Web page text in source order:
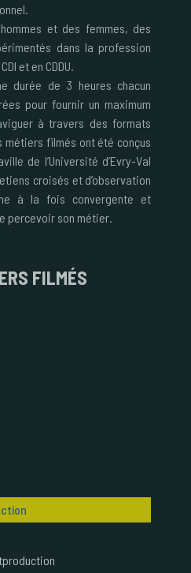
et des femmes, des
dans la profession
et en CDDU.
durée de 3 heures chacun
pour fournir un maximum
à travers des formats
métiers filmés ont été conçus
de l’Université d’Evry-Val
croisés et d’observation
à la fois convergente et
percevoir son métier.
FILMÉS